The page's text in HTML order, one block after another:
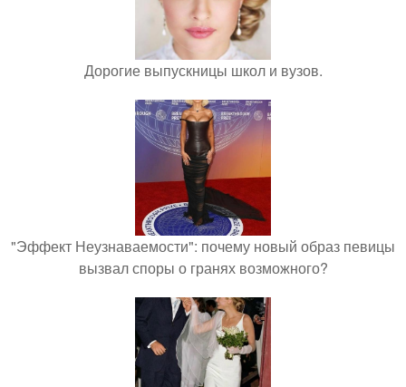
Дорогие выпускницы школ и вузов.
"Эффект Неузнаваемости": почему новый образ певицы
вызвал споры о гранях возможного?